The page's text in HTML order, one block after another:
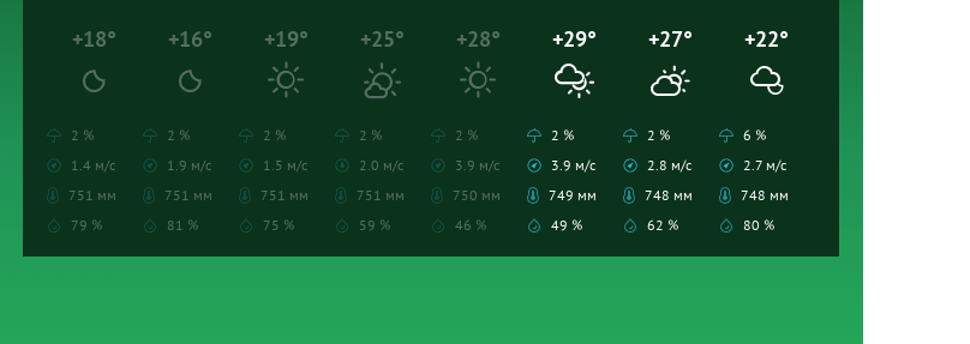
+18°
2 %
1.4 м/с
751 мм
79 %
+16°
2 %
1.9 м/с
751 мм
81 %
+19°
2 %
1.5 м/с
751 мм
75 %
+25°
2 %
2.0 м/с
751 мм
59 %
+28°
2 %
3.9 м/с
750 мм
46 %
+29°
2 %
3.9 м/с
749 мм
49 %
+27°
2 %
2.8 м/с
748 мм
62 %
+22°
6 %
2.7 м/с
748 мм
80 %